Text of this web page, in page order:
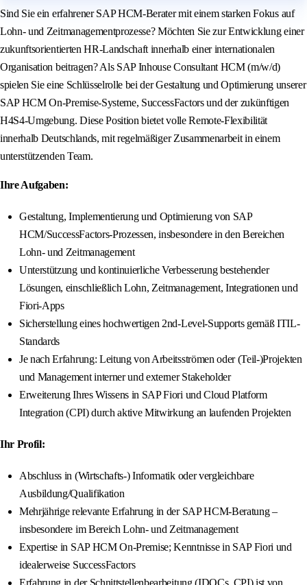
Sind Sie ein erfahrener SAP HCM-Berater mit einem starken Fokus auf
Lohn- und Zeitmanagementprozesse? Möchten Sie zur Entwicklung einer
zukunftsorientierten HR-Landschaft innerhalb einer internationalen
Organisation beitragen? Als SAP Inhouse Consultant HCM (m/w/d)
spielen Sie eine Schlüsselrolle bei der Gestaltung und Optimierung unserer
SAP HCM On-Premise-Systeme, SuccessFactors und der zukünftigen
H4S4-Umgebung. Diese Position bietet volle Remote-Flexibilität
innerhalb Deutschlands, mit regelmäßiger Zusammenarbeit in einem
unterstützenden Team.
Ihre Aufgaben:
Gestaltung, Implementierung und Optimierung von SAP
HCM/SuccessFactors-Prozessen, insbesondere in den Bereichen
Lohn- und Zeitmanagement
Unterstützung und kontinuierliche Verbesserung bestehender
Lösungen, einschließlich Lohn, Zeitmanagement, Integrationen und
Fiori-Apps
Sicherstellung eines hochwertigen 2nd-Level-Supports gemäß ITIL-
Standards
Je nach Erfahrung: Leitung von Arbeitsströmen oder (Teil-)Projekten
und Management interner und externer Stakeholder
Erweiterung Ihres Wissens in SAP Fiori und Cloud Platform
Integration (CPI) durch aktive Mitwirkung an laufenden Projekten
Ihr Profil:
Abschluss in (Wirtschafts-) Informatik oder vergleichbare
Ausbildung/Qualifikation
Mehrjährige relevante Erfahrung in der SAP HCM-Beratung –
insbesondere im Bereich Lohn- und Zeitmanagement
Expertise in SAP HCM On-Premise; Kenntnisse in SAP Fiori und
idealerweise SuccessFactors